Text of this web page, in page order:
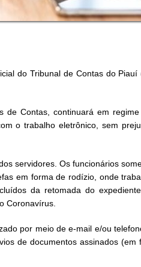
do Tribunal de Contas do
Contas, continuará em
o trabalho eletrônico, sem
servidores. Os funcionários
em forma de rodízio, onde
da retomada do
Coronavírus.
por meio de e-mail e/ou
de documentos assinados